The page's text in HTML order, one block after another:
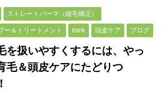
ストレートパーマ（縮毛矯正）
ー＆トリートメント think 頭皮ケア ブログ
を扱いやすくするには、やっ
毛＆頭皮ケアにたどりつ